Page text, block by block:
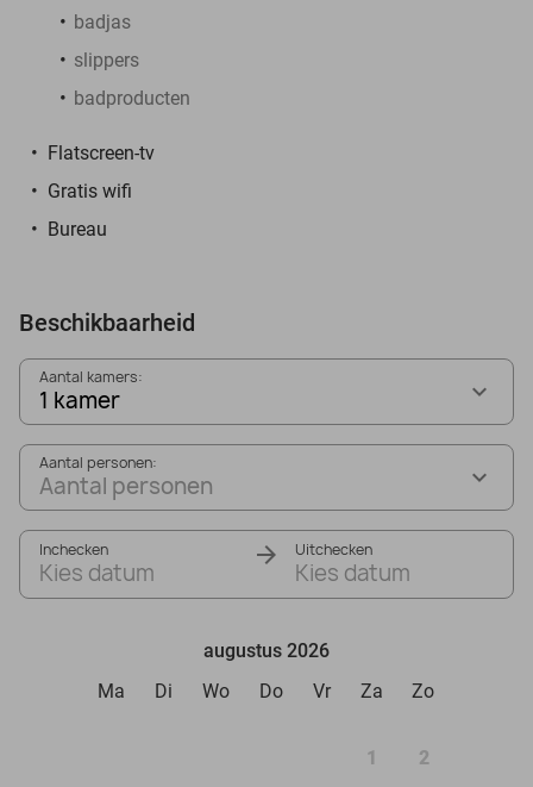
badjas
slippers
badproducten
Flatscreen-tv
Gratis wifi
Bureau
Beschikbaarheid
Aantal kamers:
1 kamer
Aantal personen:
Aantal personen
Inchecken
Kies datum
Uitchecken
Kies datum
augustus 2026
Ma
Di Wo Do Vr Za Zo
1 2